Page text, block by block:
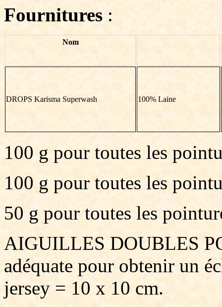
Fournitures :
Nom
DROPS Karisma Superwash 100% Laine
100 g pour toutes les
100 g pour toutes les
50 g pour toutes les
AIGUILLES DOUBLES
adéquate pour obtenir un
jersey = 10 x 10 cm.